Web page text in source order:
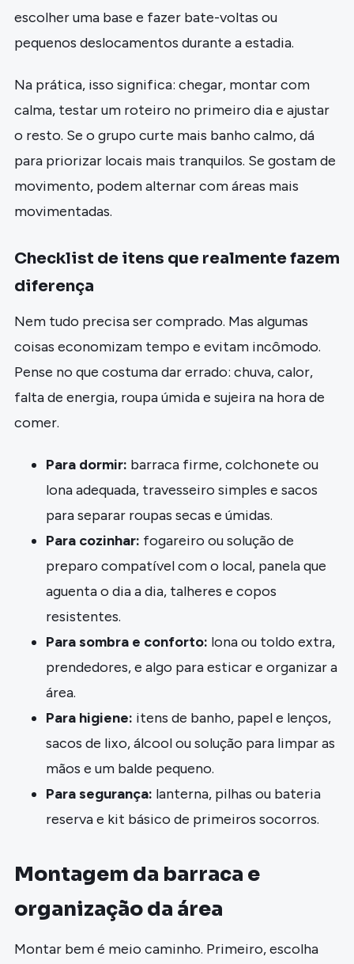
escolher uma base e fazer bate-voltas ou
pequenos deslocamentos durante a estadia.
Na prática, isso significa: chegar, montar com
calma, testar um roteiro no primeiro dia e ajustar
o resto. Se o grupo curte mais banho calmo, dá
para priorizar locais mais tranquilos. Se gostam de
movimento, podem alternar com áreas mais
movimentadas.
Checklist de itens que realmente fazem
diferença
Nem tudo precisa ser comprado. Mas algumas
coisas economizam tempo e evitam incômodo.
Pense no que costuma dar errado: chuva, calor,
falta de energia, roupa úmida e sujeira na hora de
comer.
Para dormir: barraca firme, colchonete ou
lona adequada, travesseiro simples e sacos
para separar roupas secas e úmidas.
Para cozinhar: fogareiro ou solução de
preparo compatível com o local, panela que
aguenta o dia a dia, talheres e copos
resistentes.
Para sombra e conforto: lona ou toldo extra,
prendedores, e algo para esticar e organizar a
área.
Para higiene: itens de banho, papel e lenços,
sacos de lixo, álcool ou solução para limpar as
mãos e um balde pequeno.
Para segurança: lanterna, pilhas ou bateria
reserva e kit básico de primeiros socorros.
Montagem da barraca e
organização da área
Montar bem é meio caminho. Primeiro, escolha